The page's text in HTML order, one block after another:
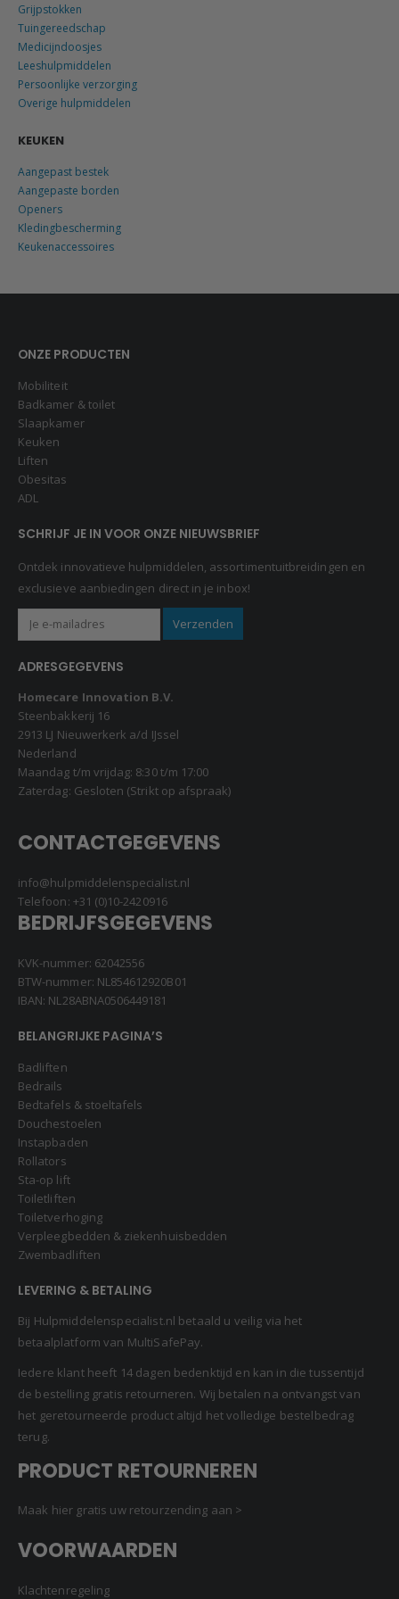
Grijpstokken
Tuingereedschap
Medicijndoosjes
Leeshulpmiddelen
Persoonlijke verzorging
Overige hulpmiddelen
KEUKEN
Aangepast bestek
Aangepaste borden
Openers
Kledingbescherming
Keukenaccessoires
ONZE PRODUCTEN
Mobiliteit
Badkamer & toilet
Slaapkamer
Keuken
Liften
Obesitas
ADL
SCHRIJF JE IN VOOR ONZE NIEUWSBRIEF
Ontdek innovatieve hulpmiddelen, assortimentuitbreidingen en
exclusieve aanbiedingen direct in je inbox!
ADRESGEGEVENS
Homecare Innovation B.V.
Steenbakkerij 16
2913 LJ Nieuwerkerk a/d IJssel
Nederland
Maandag t/m vrijdag: 8:30 t/m 17:00
Zaterdag: Gesloten (Strikt op afspraak)
CONTACTGEGEVENS
info@hulpmiddelenspecialist.nl
Telefoon: +31 (0)10-2420916
BEDRIJFSGEGEVENS
KVK-nummer: 62042556
BTW-nummer: NL854612920B01
IBAN: NL28ABNA0506449181
BELANGRIJKE PAGINA’S
Badliften
Bedrails
Bedtafels & stoeltafels
Douchestoelen
Instapbaden
Rollators
Sta-op lift
Toiletliften
Toiletverhoging
Verpleegbedden & ziekenhuisbedden
Zwembadliften
LEVERING & BETALING
Bij Hulpmiddelenspecialist.nl betaald u veilig via het
betaalplatform van MultiSafePay.
Iedere klant heeft 14 dagen bedenktijd en kan in die tussentijd
de bestelling gratis retourneren. Wij betalen na ontvangst van
het geretourneerde product altijd het volledige bestelbedrag
terug.
PRODUCT RETOURNEREN
Maak hier gratis uw retourzending aan >
VOORWAARDEN
Klachtenregeling